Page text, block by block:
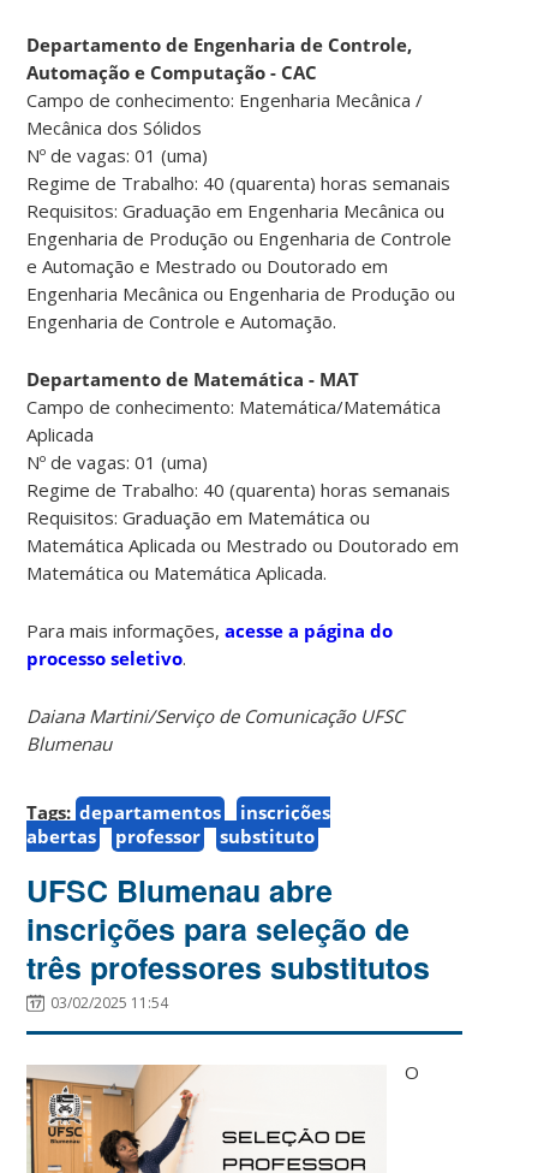
Departamento de Engenharia de Controle,
Automação e Computação - CAC
Campo de conhecimento: Engenharia Mecânica /
Mecânica dos Sólidos
Nº de vagas: 01 (uma)
Regime de Trabalho: 40 (quarenta) horas semanais
Requisitos: Graduação em Engenharia Mecânica ou
Engenharia de Produção ou Engenharia de Controle
e Automação e Mestrado ou Doutorado em
Engenharia Mecânica ou Engenharia de Produção ou
Engenharia de Controle e Automação.
Departamento de Matemática - MAT
Campo de conhecimento: Matemática/Matemática
Aplicada
Nº de vagas: 01 (uma)
Regime de Trabalho: 40 (quarenta) horas semanais
Requisitos: Graduação em Matemática ou
Matemática Aplicada ou Mestrado ou Doutorado em
Matemática ou Matemática Aplicada.
Para mais informações,acesse a página do
processo seletivo.
Daiana Martini/Serviço de Comunicação UFSC
Blumenau
Tags: departamentos
inscrições
abertas
professor substituto
UFSC Blumenau abre
inscrições para seleção de
três professores substitutos
03/02/2025 11:54
O